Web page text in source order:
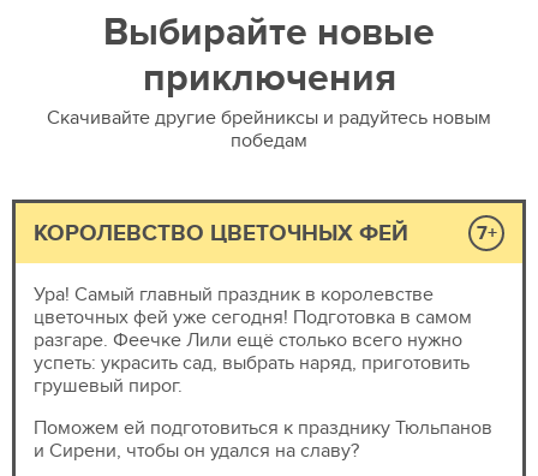
Выбирайте новые
приключения
Скачивайте другие брейниксы и радуйтесь новым
победам
КОРОЛЕВСТВО ЦВЕТОЧНЫХ ФЕЙ 7+
Ура! Самый главный праздник в королевстве
цветочных фей уже сегодня! Подготовка в самом
разгаре. Феечке Лили ещё столько всего нужно
успеть: украсить сад, выбрать наряд, приготовить
грушевый пирог.
Поможем ей подготовиться к празднику Тюльпанов
и Сирени, чтобы он удался на славу?